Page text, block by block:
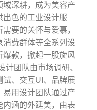
深耕，成为美容产
出色的工业设计服
要的关怀与爱慕，
费群体等全系列设
爆款，掀起一股旋风
计团队由市场调研、
试、交互UI、品牌展
用设计团队通过产
涵的外延美，由表